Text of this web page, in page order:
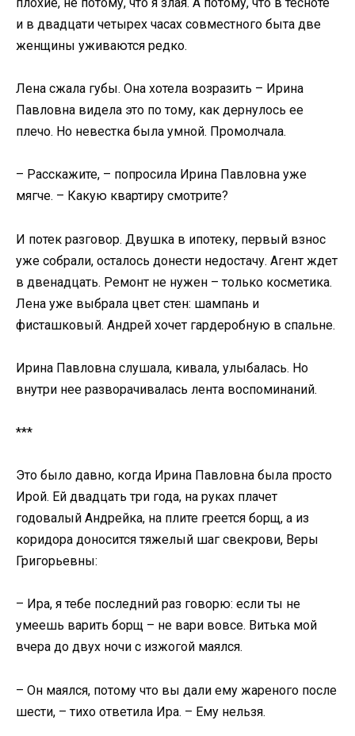
и в двадцати четырех часах совместного быта две
женщины уживаются редко.
Лена сжала губы. Она хотела возразить – Ирина
Павловна видела это по тому, как дернулось ее
плечо. Но невестка была умной. Промолчала.
– Расскажите, – попросила Ирина Павловна уже
мягче. – Какую квартиру смотрите?
И потек разговор. Двушка в ипотеку, первый взнос
уже собрали, осталось донести недостачу. Агент ждет
в двенадцать. Ремонт не нужен – только косметика.
Лена уже выбрала цвет стен: шампань и
фисташковый. Андрей хочет гардеробную в спальне.
Ирина Павловна слушала, кивала, улыбалась. Но
внутри нее разворачивалась лента воспоминаний.
***
Это было давно, когда Ирина Павловна была просто
Ирой. Ей двадцать три года, на руках плачет
годовалый Андрейка, на плите греется борщ, а из
коридора доносится тяжелый шаг свекрови, Веры
Григорьевны:
– Ира, я тебе последний раз говорю: если ты не
умеешь варить борщ – не вари вовсе. Витька мой
вчера до двух ночи с изжогой маялся.
– Он маялся, потому что вы дали ему жареного после
шести, – тихо ответила Ира. – Ему нельзя.